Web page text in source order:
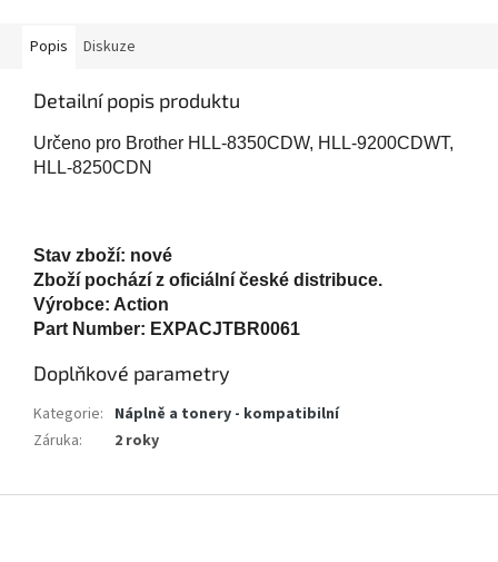
Popis Diskuze
Detailní popis produktu
Určeno pro Brother HLL-8350CDW, HLL-9200CDWT,
HLL-8250CDN
Stav zboží: nové
Zboží pochází z oficiální české distribuce.
Výrobce: Action
Part Number: EXPACJTBR0061
Doplňkové parametry
Kategorie: Náplně a tonery - kompatibilní
Záruka: 2 roky